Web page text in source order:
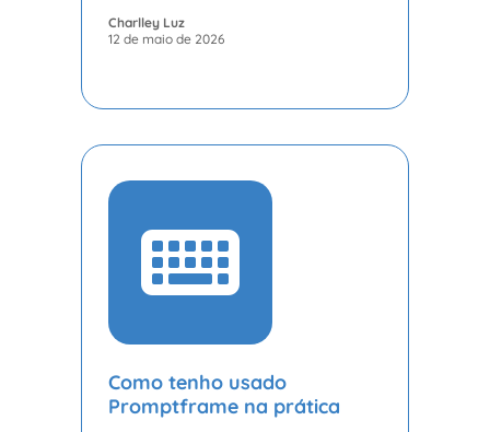
Charlley Luz
12 de maio de 2026
Como tenho usado
Promptframe na prática